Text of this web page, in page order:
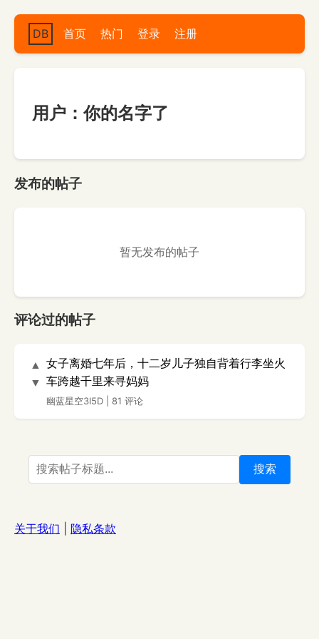
DB 首页 热门 登录 注册
用户：你的名字了
发布的帖子
暂无发布的帖子
评论过的帖子
▲
▼
女子离婚七年后，十二岁儿子独自背着行李坐火
车跨越千里来寻妈妈
幽蓝星空3I5D 81 评论
搜索
关于我们 隐私条款